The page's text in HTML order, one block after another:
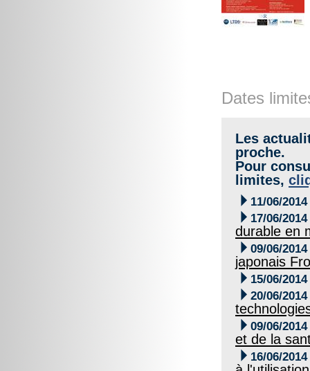
Dates
Les
proche.
Pour
limites,
 11/06/2014
 17/06/2014
durable en
 09/06/2014
japonais
 15/06/2014
 20/06/2014
 09/06/2014
et de la
 16/06/2014